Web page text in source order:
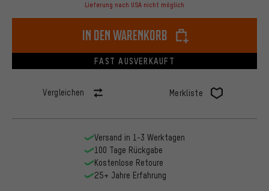
Lieferung nach USA nicht möglich
In den Warenkorb
FAST AUSVERKAUFT
Vergleichen Merkliste
Versand in 1-3 Werktagen
100 Tage Rückgabe
Kostenlose Retoure
25+ Jahre Erfahrung